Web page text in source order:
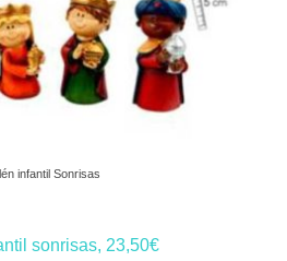
infantil Sonrisas
sonrisas, 23,50€